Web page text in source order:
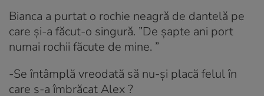
Bianca a purtat o rochie neagră de dantelă pe
care și-a făcut-o singură. ”De șapte ani port
numai rochii făcute de mine. ”
-Se întâmplă vreodată să nu-și placă felul în
care s-a îmbrăcat Alex ?